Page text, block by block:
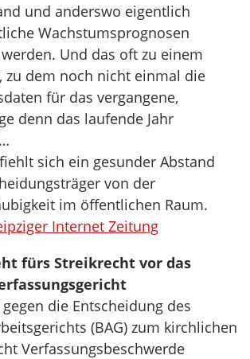
und anderswo eigentlich
Wachstumsprognosen
Und das oft zu einem
zu dem noch nicht einmal die
für das vergangene,
denn das laufende Jahr
sich ein gesunder Abstand
von der
im öffentlichen Raum.
Internet Zeitung
fürs Streikrecht vor das
die Entscheidung des
(BAG) zum kirchlichen
Verfassungsbeschwerde